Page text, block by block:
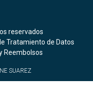
reservados
Tratamiento de Datos
Reembolsos
SUAREZ